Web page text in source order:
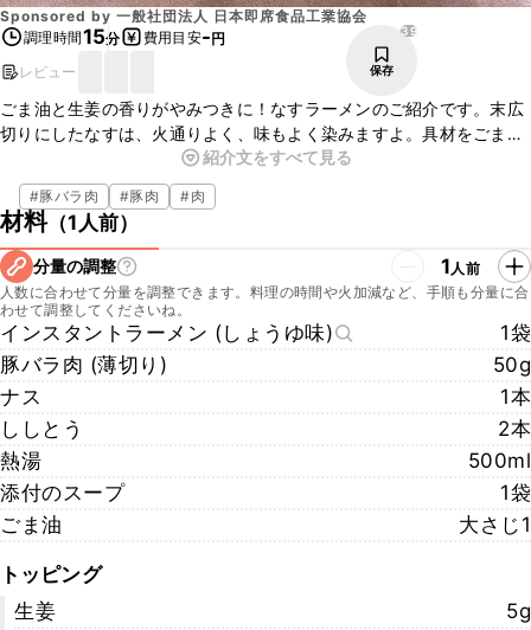
Sponsored by 一般社団法人 日本即席食品工業協会
調理時間15分 費用目安-円
レビュー
39
保存
ごま油と生姜の香りがやみつきに！なすラーメンのご紹介です。末広
切りにしたなすは、火通りよく、味もよく染みますよ。具材をごま油
で焼き、生姜をトッピングすることで風味が格段に上がります。簡単
にお作りいただけますので、この機会にぜひお試しください。
紹介文をすべて見る
#豚バラ肉 #豚肉 #肉
材料（1人前）
分量の調整 1人前
人数に合わせて分量を調整できます。料理の時間や火加減など、手順も分量に合
わせて調整してくださいね。
インスタントラーメン (しょうゆ味)
1袋
豚バラ肉 (薄切り)
50g
ナス
1本
ししとう
2本
熱湯
500ml
添付のスープ
1袋
ごま油
大さじ1
トッピング
生姜
5g